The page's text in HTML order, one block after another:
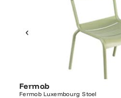
Fermob
Fermob Luxembourg Stoel
Ontdek